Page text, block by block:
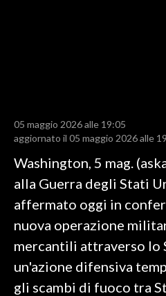
RISULTATI E CLASSIFICHE
CALCIO REGIONALE
BASKET
VOLLEY
MOTORI
TENNIS
ALTRI SPORT
05 maggio 2026 alle 19:05
aggiornato il 05 maggio 2026 alle
Washington, 5 mag.
alla Guerra degli Stati
affermato oggi in
nuova operazione
mercantili attraverso lo
un'azione difensiva
gli scambi di fuoco tra